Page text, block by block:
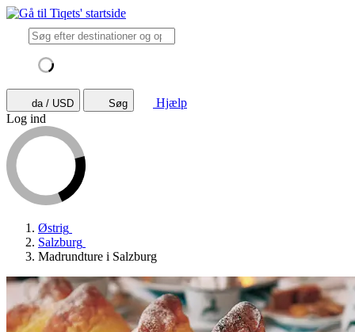
da / USD Søg
Hjælp
Log ind
Østrig
Salzburg
Madrundture i Salzburg